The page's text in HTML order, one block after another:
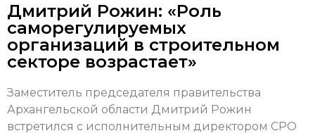
Дмитрий Рожин: «Роль
саморегулируемых
организаций в строительном
секторе возрастает»
Заместитель председателя правительства
Архангельской области Дмитрий Рожин
встретился с исполнительным директором СРО